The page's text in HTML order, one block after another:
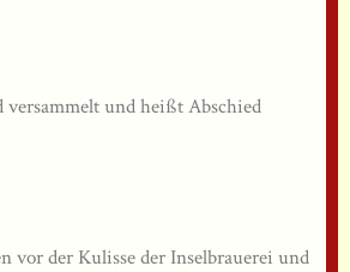
versammelt und heißt Abschied
vor der Kulisse der Inselbrauerei und